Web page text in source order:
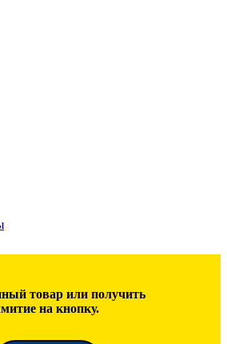
товар или получить
на кнопку.